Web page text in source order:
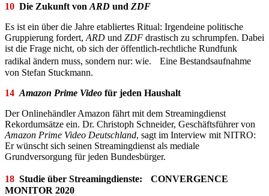
10 Die Zukunft von ARD und ZDF
Es ist ein über die Jahre etabliertes Ritual: Irgendeine politische
Gruppierung fordert, ARD und ZDF drastisch zu schrumpfen. Dabei
ist die Frage nicht, ob sich der öffentlich-rechtliche Rundfunk
radikal ändern muss, sondern nur: wie. Eine Bestandsaufnahme
von Stefan Stuckmann.
14 Amazon Prime Video für jeden Haushalt
Der Onlinehändler Amazon fährt mit dem Streamingdienst
Rekordumsätze ein. Dr. Christoph Schneider, Geschäftsführer von
Amazon Prime Video Deutschland, sagt im Interview mit NITRO:
Er wünscht sich seinen Streamingdienst als mediale
Grundversorgung für jeden Bundesbürger.
18 Studie über Streamingdienste:
CONVERGENCE
MONITOR 2020